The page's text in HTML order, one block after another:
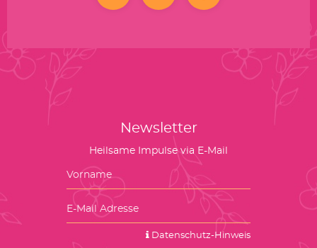
Newsletter
Heilsame Impulse via E-Mail
Datenschutz-Hinweis